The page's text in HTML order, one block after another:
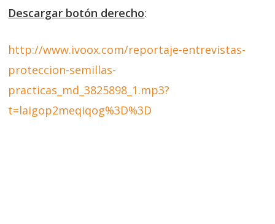
Descargar botón derecho:
http://www.ivoox.com/reportaje-entrevistas-
proteccion-semillas-
practicas_md_3825898_1.mp3?
t=laigop2meqiqog%3D%3D